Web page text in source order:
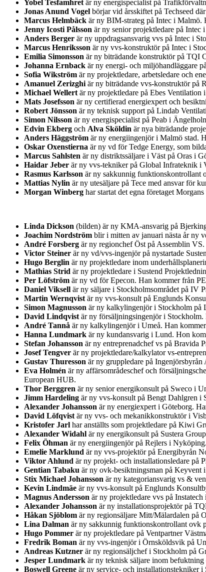
Yobel Tesfamhret är ny energispecialist på
Jonas Anund Vogel börjar vid årsskiftet på Techseed
Marcus Helmbäck är ny BIM-strateg på Intec i Malmö.
Jenny Icosti Pålsson är ny senior projektledare på
Anders Berger är ny uppdragsansvarig vvs på Intec i
Marcus Henriksson är ny vvs-konstruktör på Intec i
Emilia Simonsson är ny biträdande konstruktör på TQI
Johanna Ernback är ny energi- och miljöhandläggare
Sofia Wikström är ny projektledare, arbetsledare och
Amanuel Zerizghi är ny biträdande vvs-konstruktör på
Michael Wellert är ny projektledare på Ebes
Mats Josefsson är ny certifierad energiexpert och
Robert Jönsson är ny teknisk support på Lindab
Simon Nilsson är ny energispecialist på Peab i
Edvin Ekberg och Alva Sköldin är nya biträdande
Anders Häggström är ny energiingenjör i Malmö stad.
Oskar Oxenstierna är ny vd för Tedge Energy, som
Marcus Sahlsten är ny distriktssäljare i Väst på Oras i
Haidar Jeber är ny vvs-tekniker på Global Infrateknik i
Rasmus Karlsson är ny sakkunnig funktionskontrollant
Mattias Nylin är ny utesäljare på Tece med ansvar för
Morgan Winberg har startat det egna företaget
Linda Dickson (bilden) är ny KMA-ansvarig på
Joachim Nordström blir i mitten av januari nästa år ny
André Forsberg är ny regionchef Öst på Assemblin
Victor Steiner är ny vd/vvs-ingenjör på nystartade
Hugo Berglin är ny projektledare inom
Mathias Strid är ny projektledare i Sustend
Per Löfström är ny vd för Epecon. Han kommer från
Daniel Viksell är ny säljare i Stockholmsområdet på IV
Martin Wernqvist är ny vvs-konsult på Englunds
Simon Magnusson är ny kalkylingenjör i Stockholm på
David Lindqvist är ny försäljningsingenjör i
André Tannå är ny kalkylingenjör i Umeå. Han
Hanna Lundmark är ny kundansvarig i Lund. Hon
Stefan Johansson är ny entreprenadchef vs på Bravida
Josef Tengver är ny projektledare/kalkylator vs-
Gustav Thuresson är ny gruppledare på
Eva Holmén är ny affärsområdeschef och
European HUB.
Thor Berggren är ny senior energikonsult på Sweco i
Jimm Hardeling är ny vvs-konsult på Bengt Dahlgren i
Alexander Johansson är ny energiexpert i Göteborg.
David Löfqvist är ny vvs- och mekanikkonstruktör i
Kristofer Jarl har anställts som projektledare på Kiwi
Alexander Widahl är ny energikonsult på Sustera
Felix Öhman är ny energiingenjör på Rejlers i
Emelie Marklund är ny vvs-projektör på Energibyrån
Viktor Ahlund är ny projekt- och installationsledare på
Gentian Tabaku är ny ovk-besiktningsman på Keyvent
Stix Michael Johansson är ny kategoriansvarig vs &
Kevin Lindmäe är ny vvs-konsult på Englunds
Magnus Andersson är ny projektledare vvs på
Alexander Johansson är ny installationsprojektör på
Håkan Sjöblom är ny regionsäljare Mitt/Mälardalen på
Lina Dalman är ny sakkunnig funktionskontrollant ovk
Hugo Pommer är ny projektledare på Ventpartner
Fredrik Boman är ny vvs-ingenjör i Örnsköldsvik på
Andreas Kutzner är ny regionsäljchef i Stockholm på
Jesper Lundmark är ny teknisk säljare inom
Boswell Greene är ny service- och installationstekniker